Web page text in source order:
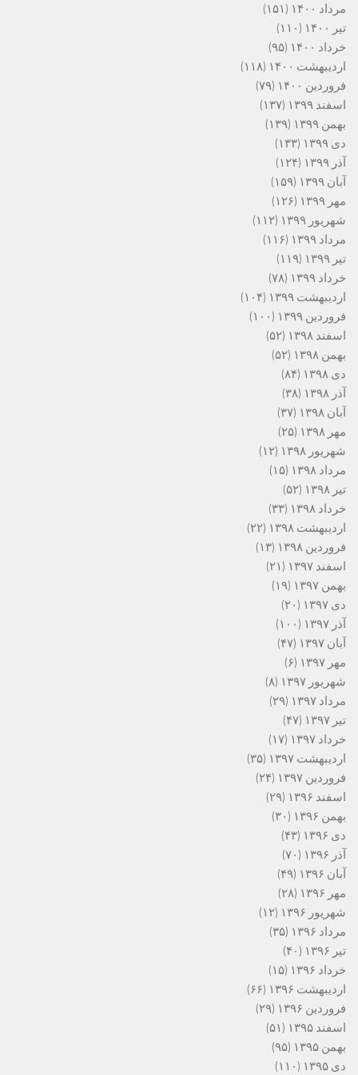
مرداد ۱۴۰۰
(۱۵۱)
تیر ۱۴۰۰
(۱۱۰)
خرداد ۱۴۰۰
(۹۵)
اردیبهشت ۱۴۰۰
(۱۱۸)
فروردین ۱۴۰۰
(۷۹)
اسفند ۱۳۹۹
(۱۳۷)
بهمن ۱۳۹۹
(۱۳۹)
دی ۱۳۹۹
(۱۳۳)
آذر ۱۳۹۹
(۱۲۴)
آبان ۱۳۹۹
(۱۵۹)
مهر ۱۳۹۹
(۱۲۶)
شهریور ۱۳۹۹
(۱۱۲)
مرداد ۱۳۹۹
(۱۱۶)
تیر ۱۳۹۹
(۱۱۹)
خرداد ۱۳۹۹
(۷۸)
اردیبهشت ۱۳۹۹
(۱۰۴)
فروردین ۱۳۹۹
(۱۰۰)
اسفند ۱۳۹۸
(۵۲)
بهمن ۱۳۹۸
(۵۲)
دی ۱۳۹۸
(۸۴)
آذر ۱۳۹۸
(۳۸)
آبان ۱۳۹۸
(۳۷)
مهر ۱۳۹۸
(۲۵)
شهریور ۱۳۹۸
(۱۲)
مرداد ۱۳۹۸
(۱۵)
تیر ۱۳۹۸
(۵۲)
خرداد ۱۳۹۸
(۳۳)
اردیبهشت ۱۳۹۸
(۲۲)
فروردین ۱۳۹۸
(۱۳)
اسفند ۱۳۹۷
(۲۱)
بهمن ۱۳۹۷
(۱۹)
دی ۱۳۹۷
(۲۰)
آذر ۱۳۹۷
(۱۰۰)
آبان ۱۳۹۷
(۴۷)
مهر ۱۳۹۷
(۶)
شهریور ۱۳۹۷
(۸)
مرداد ۱۳۹۷
(۲۹)
تیر ۱۳۹۷
(۴۷)
خرداد ۱۳۹۷
(۱۷)
اردیبهشت ۱۳۹۷
(۳۵)
فروردین ۱۳۹۷
(۲۴)
اسفند ۱۳۹۶
(۲۹)
بهمن ۱۳۹۶
(۳۰)
دی ۱۳۹۶
(۴۳)
آذر ۱۳۹۶
(۷۰)
آبان ۱۳۹۶
(۴۹)
مهر ۱۳۹۶
(۲۸)
شهریور ۱۳۹۶
(۱۲)
مرداد ۱۳۹۶
(۳۵)
تیر ۱۳۹۶
(۴۰)
خرداد ۱۳۹۶
(۱۵)
اردیبهشت ۱۳۹۶
(۶۶)
فروردین ۱۳۹۶
(۲۹)
اسفند ۱۳۹۵
(۵۱)
بهمن ۱۳۹۵
(۹۵)
دی ۱۳۹۵
(۱۱۰)